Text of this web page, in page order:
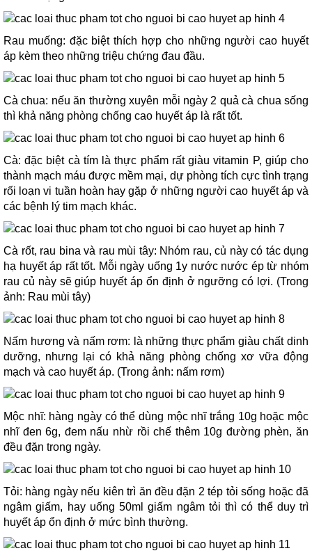
Rau muống: đặc biệt thích hợp cho những người cao huyết
áp kèm theo những triệu chứng đau đầu.
Cà chua: nếu ăn thường xuyên mỗi ngày 2 quả cà chua sống
thì khả năng phòng chống cao huyết áp là rất tốt.
Cà: đặc biệt cà tím là thực phẩm rất giàu vitamin P, giúp cho
thành mạch máu được mềm mại, dự phòng tích cực tình trạng
rối loạn vi tuần hoàn hay gặp ở những người cao huyết áp và
các bệnh lý tim mạch khác.
Cà rốt, rau bina và rau mùi tây: Nhóm rau, củ này có tác dụng
hạ huyết áp rất tốt. Mỗi ngày uống 1y nước nước ép từ nhóm
rau củ này sẽ giúp huyết áp ổn định ở ngưỡng có lợi. (Trong
ảnh: Rau mùi tây)
Nấm hương và nấm rơm: là những thực phẩm giàu chất dinh
dưỡng, nhưng lại có khả năng phòng chống xơ vữa động
mạch và cao huyết áp. (Trong ảnh: nấm rơm)
Mộc nhĩ: hàng ngày có thể dùng mộc nhĩ trắng 10g hoặc mộc
nhĩ đen 6g, đem nấu nhừ rồi chế thêm 10g đường phèn, ăn
đều đặn trong ngày.
Tỏi: hàng ngày nếu kiên trì ăn đều đặn 2 tép tỏi sống hoặc đã
ngâm giấm, hay uống 50ml giấm ngâm tỏi thì có thể duy trì
huyết áp ổn định ở mức bình thường.